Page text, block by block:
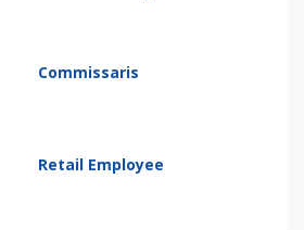
Commissaris
Retail Employee